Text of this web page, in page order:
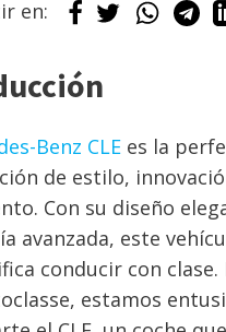
en:
Benz CLE es la
de estilo,
Con su diseño
avanzada, este
conducir con clase.
estamos